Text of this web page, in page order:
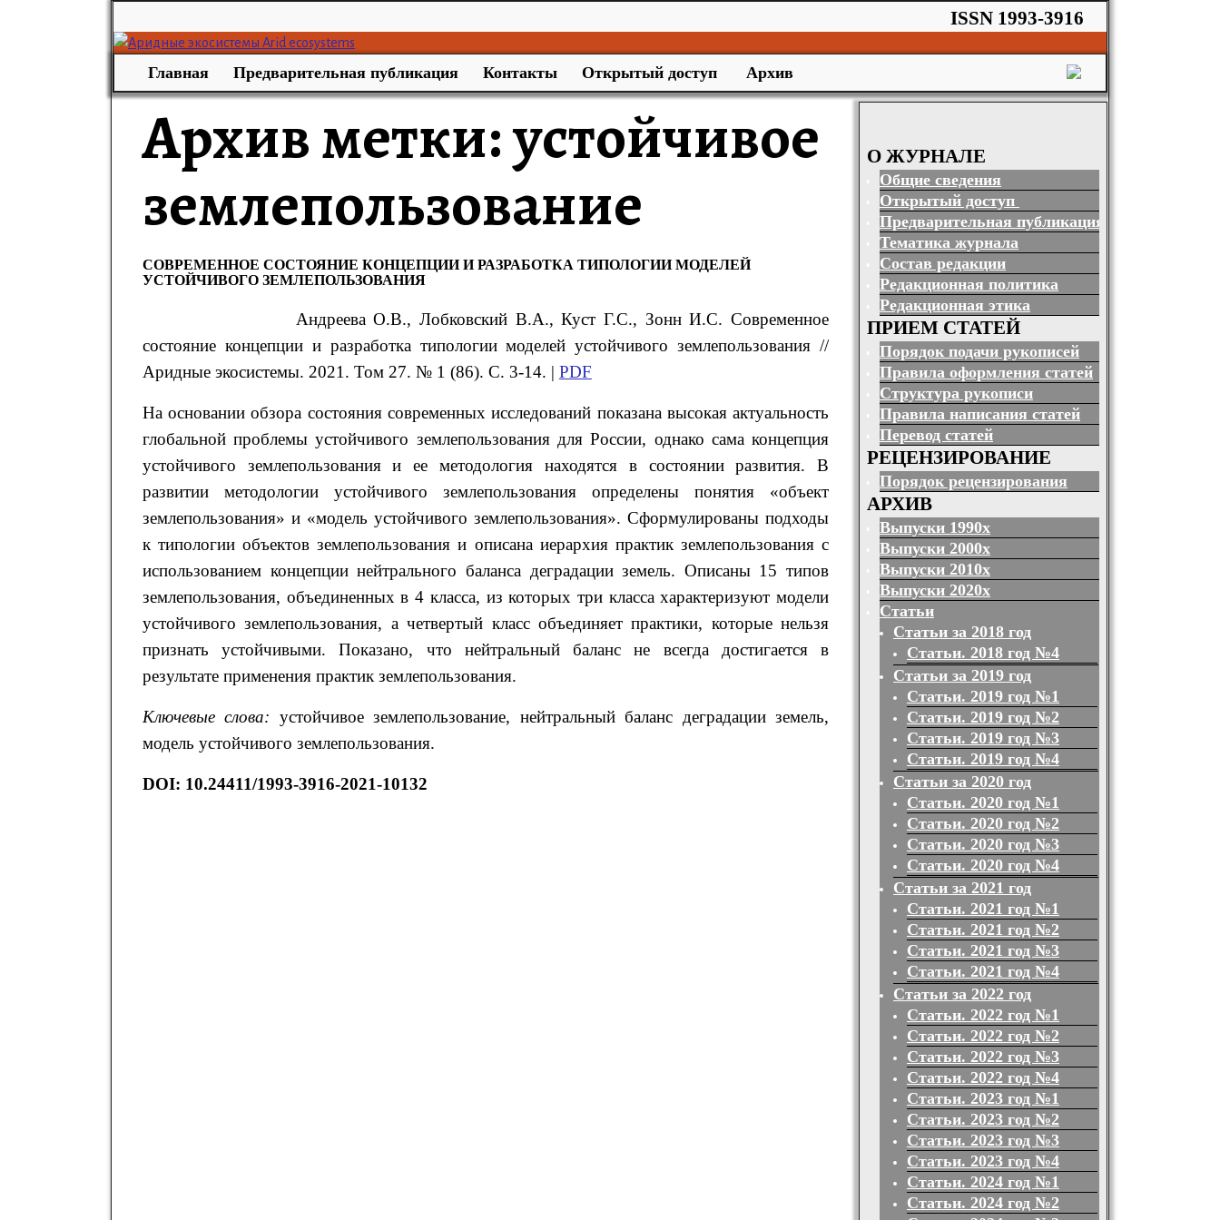
ISSN 1993-3916
Главная Предварительная публикация Контакты Открытый доступ Архив
Архив метки:устойчивое
землепользование
СОВРЕМЕННОЕ СОСТОЯНИЕ КОНЦЕПЦИИ И РАЗРАБОТКА ТИПОЛОГИИ МОДЕЛЕЙ
УСТОЙЧИВОГО ЗЕМЛЕПОЛЬЗОВАНИЯ
Андреева О.В., Лобковский В.А., Куст Г.С., Зонн И.С. Современное
состояние концепции и разработка типологии моделей устойчивого землепользования //
Аридные экосистемы. 2021. Том 27. № 1 (86). С. 3-14. | PDF
На основании обзора состояния современных исследований показана высокая актуальность
глобальной проблемы устойчивого землепользования для России, однако сама концепция
устойчивого землепользования и ее методология находятся в состоянии развития. В
развитии методологии устойчивого землепользования определены понятия «объект
землепользования» и «модель устойчивого землепользования». Сформулированы подходы
к типологии объектов землепользования и описана иерархия практик землепользования с
использованием концепции нейтрального баланса деградации земель. Описаны 15 типов
землепользования, объединенных в 4 класса, из которых три класса характеризуют модели
устойчивого землепользования, а четвертый класс объединяет практики, которые нельзя
признать устойчивыми. Показано, что нейтральный баланс не всегда достигается в
результате применения практик землепользования.
Ключевые слова: устойчивое землепользование, нейтральный баланс деградации земель,
модель устойчивого землепользования.
DOI: 10.24411/1993-3916-2021-10132
О ЖУРНАЛЕ
Общие сведения
Открытый доступ
Предварительная публикация
Тематика журнала
Состав редакции
Редакционная политика
Редакционная этика
ПРИЕМ СТАТЕЙ
Порядок подачи рукописей
Правила оформления статей
Структура рукописи
Правила написания статей
Перевод статей
РЕЦЕНЗИРОВАНИЕ
Порядок рецензирования
АРХИВ
Выпуски 1990х
Выпуски 2000х
Выпуски 2010х
Выпуски 2020х
Статьи
Статьи за 2018 год
Статьи. 2018 год №4
Статьи за 2019 год
Статьи. 2019 год №1
Статьи. 2019 год №2
Статьи. 2019 год №3
Статьи. 2019 год №4
Статьи за 2020 год
Статьи. 2020 год №1
Статьи. 2020 год №2
Статьи. 2020 год №3
Статьи. 2020 год №4
Статьи за 2021 год
Статьи. 2021 год №1
Статьи. 2021 год №2
Статьи. 2021 год №3
Статьи. 2021 год №4
Статьи за 2022 год
Статьи. 2022 год №1
Статьи. 2022 год №2
Статьи. 2022 год №3
Статьи. 2022 год №4
Статьи. 2023 год №1
Статьи. 2023 год №2
Статьи. 2023 год №3
Статьи. 2023 год №4
Статьи. 2024 год №1
Статьи. 2024 год №2